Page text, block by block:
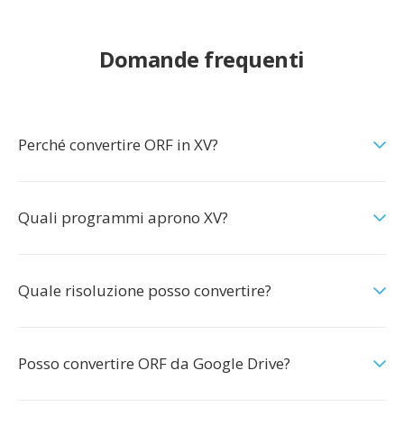
Domande frequenti
Perché convertire ORF in XV?
Quali programmi aprono XV?
Quale risoluzione posso convertire?
Posso convertire ORF da Google Drive?